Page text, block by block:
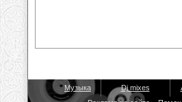
Музыка Dj mixes